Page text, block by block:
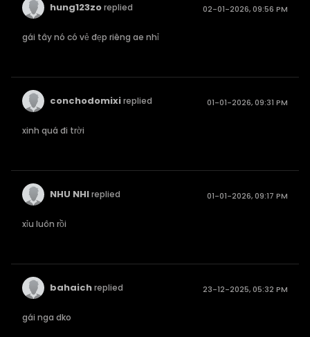
hung123zoreplied 02-01-2026, 09:56 PM
gái tây nó có vẻ đẹp riêng ae nhỉ
conchodomixireplied 01-01-2026, 09:31 PM
xinh quá đi trời
NHU NHIreplied 01-01-2026, 09:17 PM
xỉu luôn rồi
bahaichreplied 23-12-2025, 05:32 PM
gái nga dko